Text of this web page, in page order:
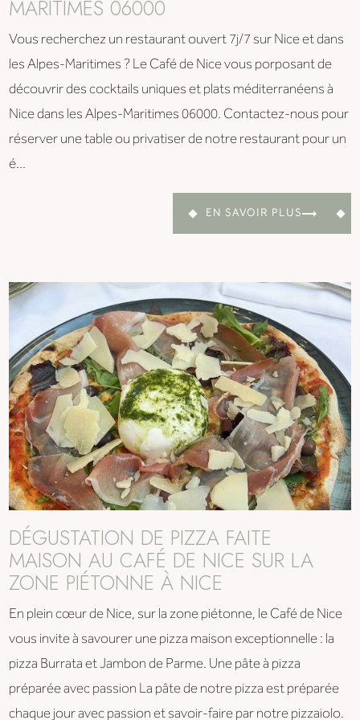
MARITIMES 06000
Vous recherchez un restaurant ouvert 7j/7 sur Nice et dans
les Alpes-Maritimes ? Le Café de Nice vous porposant de
découvrir des cocktails uniques et plats méditerranéens à
Nice dans les Alpes-Maritimes 06000. Contactez-nous pour
réserver une table ou privatiser de notre restaurant pour un
é...
EN SAVOIR PLUS
DÉGUSTATION DE PIZZA FAITE
MAISON AU CAFÉ DE NICE SUR LA
ZONE PIÉTONNE À NICE
En plein cœur de Nice, sur la zone piétonne, le Café de Nice
vous invite à savourer une pizza maison exceptionnelle : la
pizza Burrata et Jambon de Parme. Une pâte à pizza
préparée avec passion La pâte de notre pizza est préparée
chaque jour avec passion et savoir-faire par notre pizzaiolo.